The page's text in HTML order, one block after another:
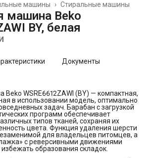
Стиральные машины
машины
›
машина Beko
BY, белая
Документы
WSRE6612ZAWI (BY) — компактная,
в использовании модель, оптимально
задач. Барабан с загрузкой
программ обеспечивает
типов тканей, сохраняя их
цвета. Функция удаления шерсти
для владельцев питомцев, а
с реверсивными движениями
образования складок.